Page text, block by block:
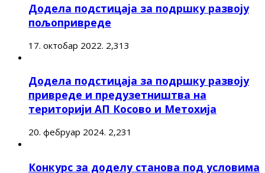
Додела подстицаја за подршку развоју
пољопривреде
17. октобар 2022. 2,313
Додела подстицаја за подршку развоју
привреде и предузетништва на
територији АП Косово и Метохија
20. фебруар 2024. 2,231
Конкурс за доделу станова под условима